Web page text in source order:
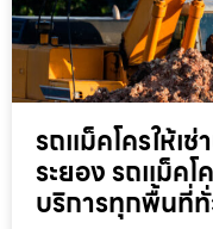
รถแม็คโครให้เ
ระยอง รถแม็คโ
บริการทุกพื้นที่